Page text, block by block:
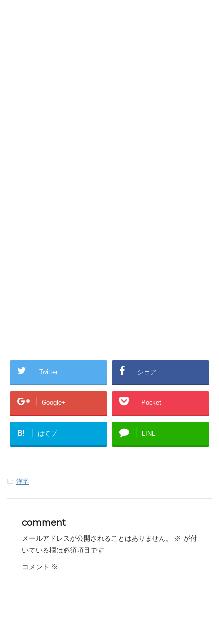
Twitter シェア
Google+ Pocket
B! はてブ LINE
-漢字
comment
メールアドレスが公開されることはありません。 ※ が付
いている欄は必須項目です
コメント ※